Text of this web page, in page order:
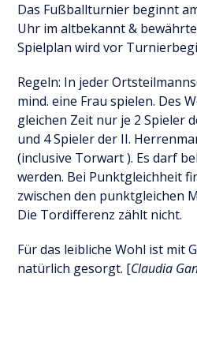
Das Fußballturnier beginnt
Uhr im altbekannt &
Spielplan wird vor
Regeln: In jeder
mind. eine Frau spielen. Des
gleichen Zeit nur je 2 Spieler
und 4 Spieler der II.
(inclusive Torwart ). Es darf
werden. Bei Punktgleichheit
zwischen den punktgleichen
Die Tordifferenz zählt nicht.
Für das leibliche Wohl ist mit
natürlich gesorgt. [Claudia